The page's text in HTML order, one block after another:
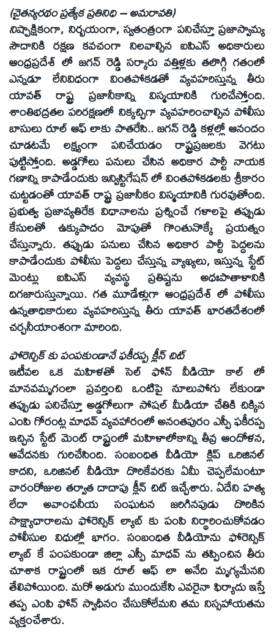
(చైతన్యరథం ప్రత్యేక ప్రతినిధి – అమరావతి)
నిష్పాక్షికంగా, నిర్బయంగా, స్వతంత్రంగా పనిచేస్తూ ప్రజాస్వామ్య
సౌదానికి రక్షణ కవచంగా నిలవాల్సిన ఐపిఎస్ అధికారులు
ఆంధ్రప్రదేశ్ లో జగన్ రెడ్డి సర్కారు వత్తిళ్లకు తలొగ్గి గతంలో
ఎన్నడూ లేనివిధంగా వింతపోకడతో వ్యవహరిస్తున్న తీరు
యావత్ రాష్ట్ర ప్రజానీకాన్ని విస్మయానికి గురిచేస్తోంది.
శాంతిభద్రతల పరిరక్షణలో నిక్కచ్చిగా వ్యవహరించాల్సిన పోలీసు
బాసులు రూల్ ఆఫ్ లాకు పాతరేసి.. జగన్ రెడ్డి కళ్లల్లో ఆనందం
చూడటమే లక్ష్యంగా పనిచేయడం రాష్ట్రప్రజలకు వెగటు
పుట్టిస్తోంది. అడ్డగోలు పనులు చేసిన అధికార పార్టీ నాయక
గణాన్ని కాపాడేందుకు ఇన్విస్టిగేషన్ లో వింతపోకడలకు శ్రీకారం
చుట్టడంతో యావత్ రాష్ట్ర ప్రజానీకం విస్మయానికి గురవుతోంది.
ప్రభుత్వ ప్రజావ్యతిరేక విధానాలను ప్రశ్నించే గళాలపై తప్పుడు
కేసులతో ఉక్కుపాదం మోపుతో గొంతునొక్కే ప్రయత్నం
చేస్తున్నారు. తప్పుడు పనులు చేసిన అధికార పార్టీ పెద్దలను
కాపాడేందుకు పోలీసు పెద్దలు చేస్తున్న వ్యాఖ్యలు, ఇస్తున్న స్టేట్
మెంట్లు ఐపిఎస్ వ్యవస్థ ప్రతిష్టను అధఃపాతాళానికి
దిగజారుస్తున్నాయి. గత మూడేళ్లుగా ఆంధ్రప్రదేశ్ లో పోలీసు
ఉన్నతాధికారులు వ్యవహరిస్తున్న తీరు యావత్ భారతదేశంలో
చర్చనీయాంశంగా మారింది.
ఫోరెన్సిక్ కు పంపకుండానే ఫకీరప్ప క్లీన్ చిట్
ఇటీవల ఒక మహిళతో సెల్ ఫోన్ వీడియో కాల్ లో
మానవమృగంలా ప్రవర్తించి ఒంటిపై నూలుపోగు లేకుండా
తప్పుడు పనిచేస్తూ అడ్డగోలుగా సోషల్ మీడియా చేతికి చిక్కిన
ఎంపి గోరంట్ల మాధవ్ వ్యవహారంలో అనంతపురం ఎస్పీ ఫకీరప్ప
ఇచ్చిన స్టేట్ మెంట్ రాష్ట్రంలో మహిళాలోకాన్ని తీవ్ర ఆందోళన,
ఆవేదనకు గురిచేసింది. సంబంధిత వీడియో క్లిప్ ఒరిజినల్
కాదని, ఒరిజినల్ వీడియో దొరికేవరకు ఏమీ చెప్పలేమంటూ
వారంరోజుల తర్వాత దాదాపు క్లీన్ చిట్ ఇచ్చేశారు. ఏదేని హత్య
లేదా అవాంఛనీయ సంఘటన జరిగినపుడు దొరికిన
సాక్ష్యాధారాలను ఫోరెన్సిక్ ల్యాబ్ కు పంపి నిర్థారించుకోవడం
పోలీసుల విధుల్లో భాగం. సంబంధిత వీడియోను ఫోరెన్సిక్
ల్యాబ్ కే పంపకుండా జిల్లా ఎస్పీ మాధవ్ ను తప్పించిన తీరు
చూశాక రాష్ట్రంలో ఇక రూల్ ఆఫ్ లా అనేది మృగ్యమేనని
తేలిపోయింది. మరో అడుగు ముందుకేసి ఎవరైనా ఫిర్యాదు ఇస్తే
తప్ప ఎంపి ఫోన్ స్వాధీనం చేసుకోలేమని తమ నిస్సహాయతను
వ్యక్తంచేశారు.